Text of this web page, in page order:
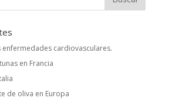
enfermedades cardiovasculares.
en Francia
de oliva en Europa